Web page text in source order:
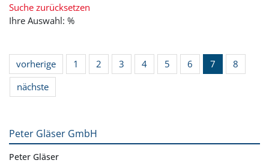
Suche zurücksetzen
Ihre Auswahl: %
vorherige 1 2 3 4 5 6 7
8
nächste
Peter Gläser GmbH
Peter Gläser